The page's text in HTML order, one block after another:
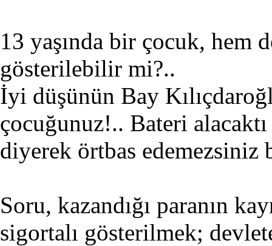
13 yaşında bir çocuk, hem
gösterilebilir mi?..
İyi düşünün Bay
çocuğunuz!.. Bateri
diyerek örtbas edemezsiniz
Soru, kazandığı paranın
sigortalı gösterilmek;